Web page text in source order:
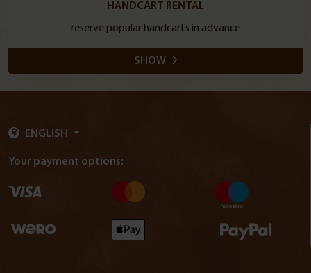
HANDCART RENTAL
reserve popular handcarts in advance
SHOW
ENGLISH
Your payment options: